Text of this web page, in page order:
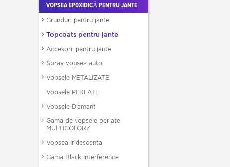
VOPSEA EPOXIDICĂ PENTRU JANTE
Grunduri pentru jante
Topcoats pentru jante
Accesorii pentru jante
Spray vopsea auto
Vopsele METALIZATE
Vopsele PERLATE
Vopsele Diamant
Gama de vopsele perlate
MULTICOLORZ
Vopsea Iridescenta
Gama Black Interference